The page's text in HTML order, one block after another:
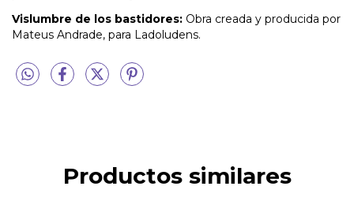
Vislumbre de los bastidores: Obra creada y producida por
Mateus Andrade, para Ladoludens.
Productos similares